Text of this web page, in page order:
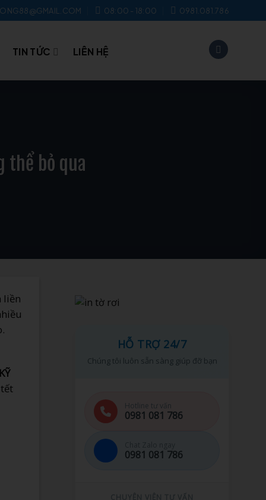
08:00 - 18:00 0981.081.786
TIN TỨC LIÊN HỆ
thể bỏ qua
liền
KỸ
HỖ TRỢ 24/7
Chúng tôi luôn sẵn sàng giúp đỡ bạn
Hotline tư vấn
0981 081 786
0981 081 786